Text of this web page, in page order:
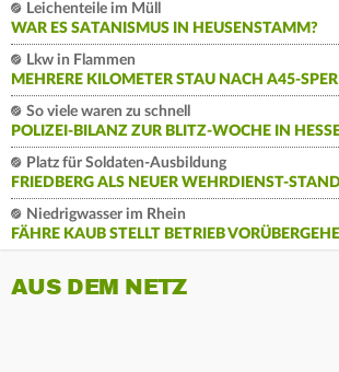
Leichenteile im Müll
WAR ES SATANISMUS IN HEUSENSTAMM?
Lkw in Flammen
MEHRERE KILOMETER STAU NACH A45-
So viele waren zu schnell
POLIZEI-BILANZ ZUR BLITZ-WOCHE IN
Platz für Soldaten-Ausbildung
FRIEDBERG ALS NEUER WEHRDIENST-
Niedrigwasser im Rhein
FÄHRE KAUB STELLT BETRIEB
AUS DEM NETZ